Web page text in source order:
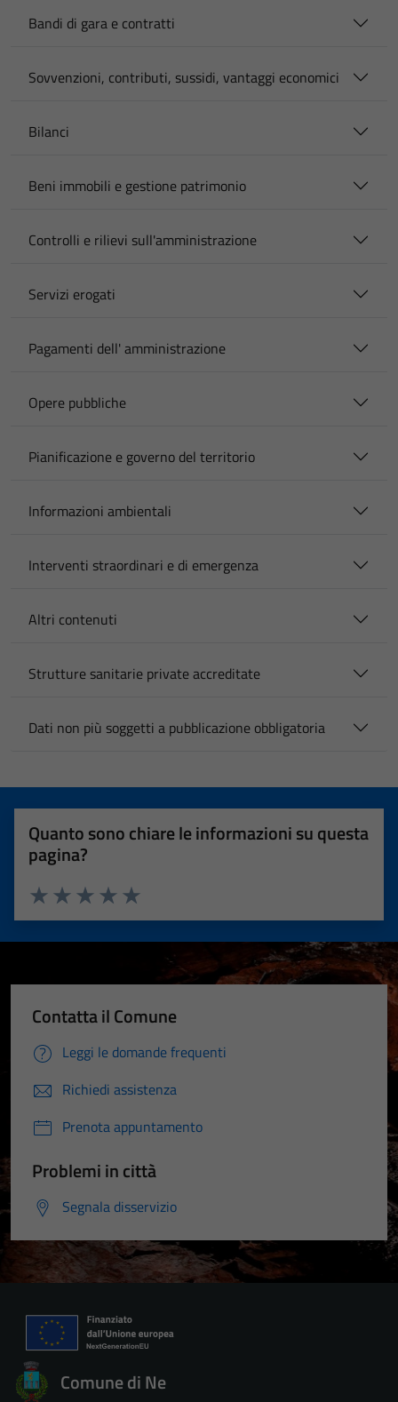
Bandi di gara e contratti
Sovvenzioni, contributi, sussidi, vantaggi economici
Bilanci
Beni immobili e gestione patrimonio
Controlli e rilievi sull'amministrazione
Servizi erogati
Pagamenti dell' amministrazione
Opere pubbliche
Pianificazione e governo del territorio
Informazioni ambientali
Interventi straordinari e di emergenza
Altri contenuti
Strutture sanitarie private accreditate
Dati non più soggetti a pubblicazione obbligatoria
Quanto sono chiare le informazioni su questa
pagina?
Valuta 5 stelle su 5
Valuta 4 stelle su 5
Valuta 3 stelle su 5
Valuta 2 stelle su 5
Valuta 1 stelle su 5
Contatta il Comune
Leggi le domande frequenti
Richiedi assistenza
Prenota appuntamento
Problemi in città
Segnala disservizio
Comune di Ne